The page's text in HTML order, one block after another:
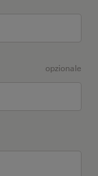
opzionale